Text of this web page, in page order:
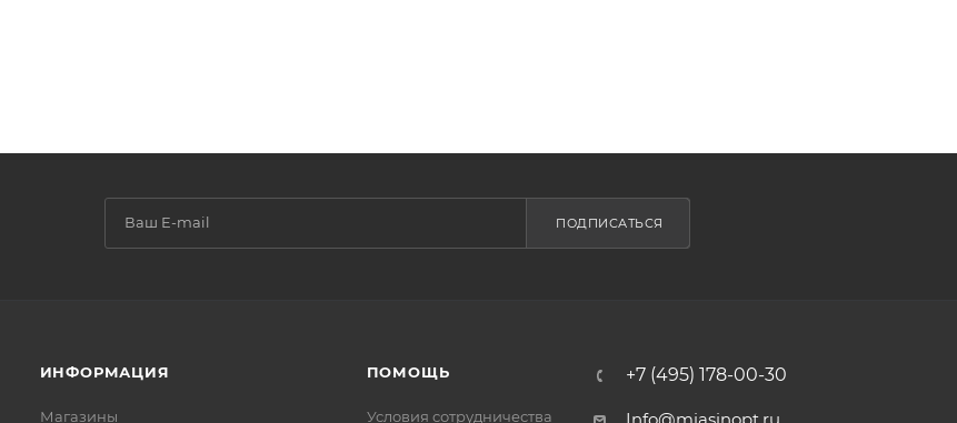
ПОДПИСАТЬСЯ
ИНФОРМАЦИЯ
Магазины
ПОМОЩЬ
Условия сотрудничества
+7 (495) 178-00-30